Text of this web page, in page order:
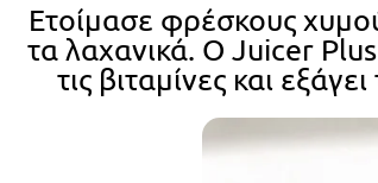
Ετοίμασε φρέσκους
τα λαχανικά. Ο Juicer
τις βιταμίνες και